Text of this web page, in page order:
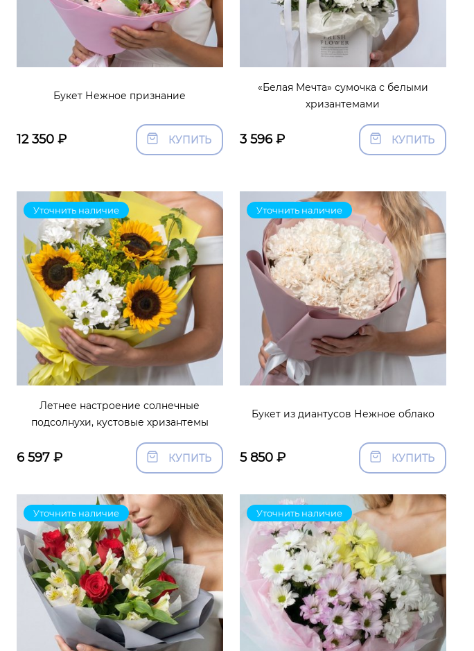
Букет Нежное признание
12 350₽ КУПИТЬ
«Белая Мечта» сумочка с белыми
хризантемами
3 596₽ КУПИТЬ
Уточнить наличие
Летнее настроение солнечные
подсолнухи, кустовые хризантемы
6 597₽ КУПИТЬ
Уточнить наличие
Букет из диантусов Нежное облако
5 850₽ КУПИТЬ
Уточнить наличие Уточнить наличие